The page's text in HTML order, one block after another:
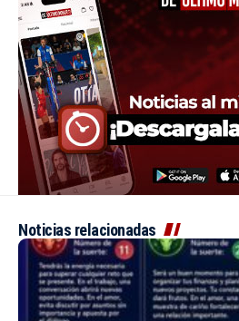
Noticias relacionadas